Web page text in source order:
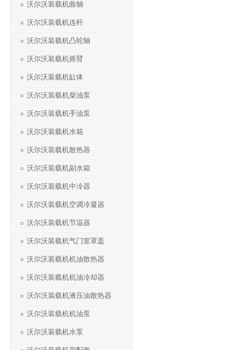
沃尔沃装载机曲轴
沃尔沃装载机连杆
沃尔沃装载机凸轮轴
沃尔沃装载机摇臂
沃尔沃装载机缸体
沃尔沃装载机柴油泵
沃尔沃装载机手油泵
沃尔沃装载机水箱
沃尔沃装载机散热器
沃尔沃装载机副水箱
沃尔沃装载机中冷器
沃尔沃装载机空调冷凝器
沃尔沃装载机节温器
沃尔沃装载机气门室罩盖
沃尔沃装载机机油散热器
沃尔沃装载机机油冷却器
沃尔沃装载机液压油散热器
沃尔沃装载机机油泵
沃尔沃装载机水泵